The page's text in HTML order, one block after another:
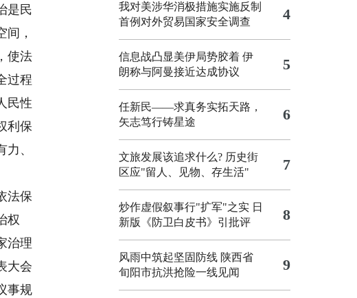
是民
间，
使法
过程
民性
利保
、
法保
权
治理
大会
事规
我对美涉华消极措施实施反制
首例对外贸易国家安全调查
4
信息战凸显美伊局势胶着 伊
朗称与阿曼接近达成协议
5
任新民——求真务实拓天路，
矢志笃行铸星途
6
文旅发展该追求什么? 历史街
区应"留人、见物、存生活"
7
炒作虚假叙事行"扩军"之实 日
新版《防卫白皮书》引批评
8
风雨中筑起坚固防线 陕西省
旬阳市抗洪抢险一线见闻
9